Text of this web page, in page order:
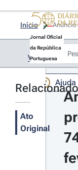
Jornal Oficial
da República
Portuguesa
Ajuda
Início
Voltar
Ato
Original